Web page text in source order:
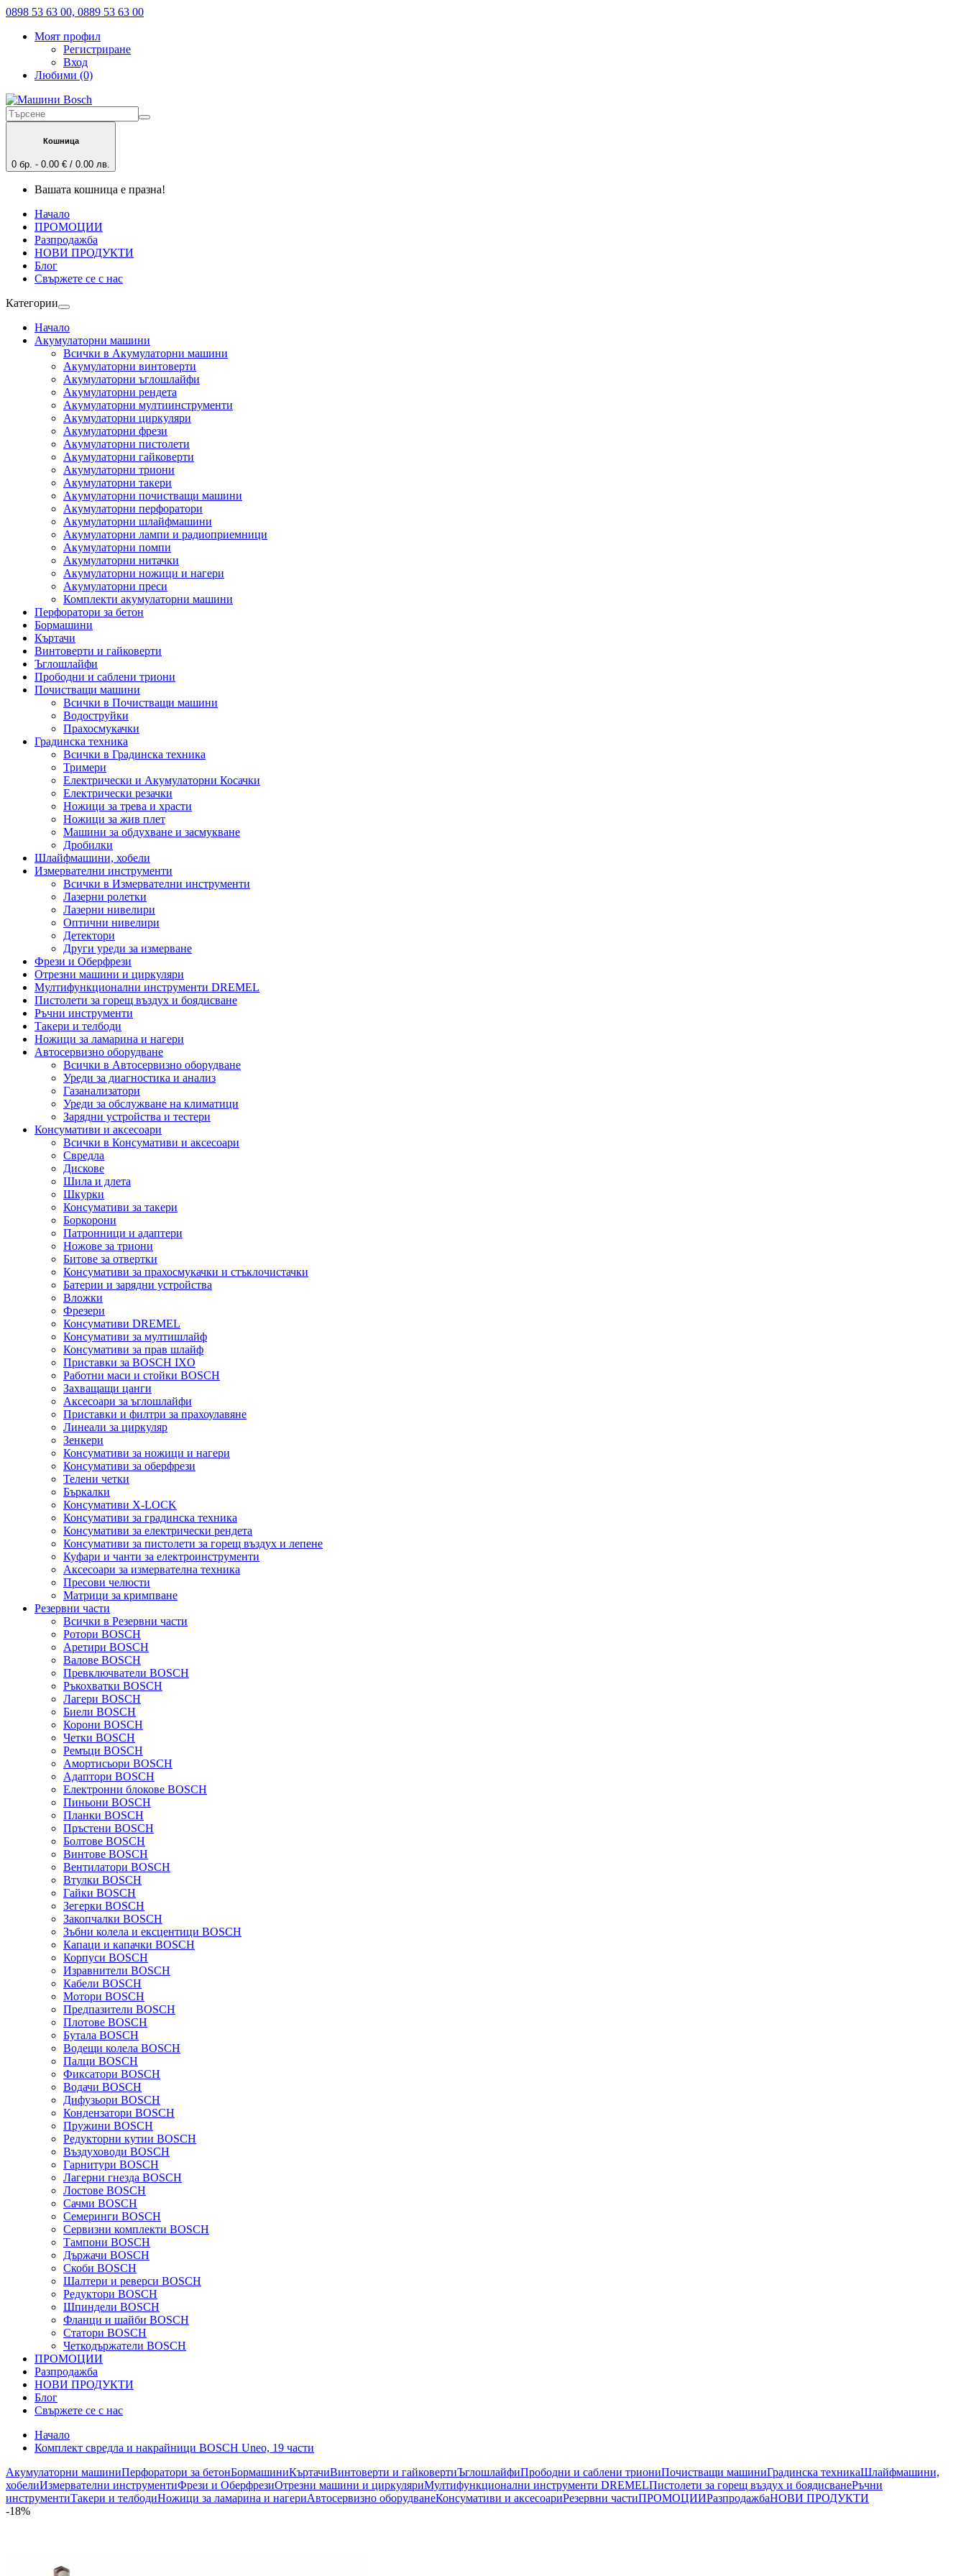
0898 53 63 00, 0889 53 63 00
Моят профил
Регистриране
Вход
Любими (0)
Кошница
0 бр. - 0.00 € / 0.00 лв.
Вашата кошница е празна!
Начало
ПРОМОЦИИ
Разпродажба
НОВИ ПРОДУКТИ
Блог
Свържете се с нас
Категории
Начало
Акумулаторни машини
Всички в Акумулаторни машини
Акумулаторни винтоверти
Акумулаторни ъглошлайфи
Акумулаторни рендета
Акумулаторни мултиинструменти
Акумулаторни циркуляри
Акумулаторни фрези
Акумулаторни пистолети
Акумулаторни гайковерти
Акумулаторни триони
Акумулаторни такери
Акумулаторни почистващи машини
Акумулаторни перфоратори
Акумулаторни шлайфмашини
Акумулаторни лампи и радиоприемници
Акумулаторни помпи
Акумулаторни нитачки
Акумулаторни ножици и нагери
Акумулаторни преси
Комплекти акумулаторни машини
Перфоратори за бетон
Бормашини
Къртачи
Винтоверти и гайковерти
Ъглошлайфи
Прободни и саблени триони
Почистващи машини
Всички в Почистващи машини
Водоструйки
Прахосмукачки
Градинска техника
Всички в Градинска техника
Тримери
Електрически и Акумулаторни Косачки
Електрически резачки
Ножици за трева и храсти
Ножици за жив плет
Машини за обдухване и засмукване
Дробилки
Шлайфмашини, хобели
Измервателни инструменти
Всички в Измервателни инструменти
Лазерни ролетки
Лазерни нивелири
Оптични нивелири
Детектори
Други уреди за измерване
Фрези и Оберфрези
Отрезни машини и циркуляри
Мултифункционални инструменти DREMEL
Пистолети за горещ въздух и боядисване
Ръчни инструменти
Такери и телбоди
Ножици за ламарина и нагери
Автосервизно оборудване
Всички в Автосервизно оборудване
Уреди за диагностика и анализ
Газанализатори
Уреди за обслужване на климатици
Зарядни устройства и тестери
Консумативи и аксесоари
Всички в Консумативи и аксесоари
Свредла
Дискове
Шила и длета
Шкурки
Консумативи за такери
Боркорони
Патронници и адаптери
Ножове за триони
Битове за отвертки
Консумативи за прахосмукачки и стъклочистачки
Батерии и зарядни устройства
Вложки
Фрезери
Консумативи DREMEL
Консумативи за мултишлайф
Консумативи за прав шлайф
Приставки за BOSCH IXO
Работни маси и стойки BOSCH
Захващащи цанги
Аксесоари за ъглошлайфи
Приставки и филтри за прахоулавяне
Линеали за циркуляр
Зенкери
Консумативи за ножици и нагери
Консумативи за оберфрези
Телени четки
Бъркалки
Консумативи X-LOCK
Консумативи за градинска техника
Консумативи за електрически рендета
Консумативи за пистолети за горещ въздух и лепене
Куфари и чанти за електроинструменти
Аксесоари за измервателна техника
Пресови челюсти
Матрици за кримпване
Резервни части
Всички в Резервни части
Ротори BOSCH
Аретири BOSCH
Валове BOSCH
Превключватели BOSCH
Ръкохватки BOSCH
Лагери BOSCH
Биели BOSCH
Корони BOSCH
Четки BOSCH
Ремъци BOSCH
Амортисьори BOSCH
Адаптори BOSCH
Електронни блокове BOSCH
Пиньони BOSCH
Планки BOSCH
Пръстени BOSCH
Болтове BOSCH
Винтове BOSCH
Вентилатори BOSCH
Втулки BOSCH
Гайки BOSCH
Зегерки BOSCH
Закопчалки BOSCH
Зъбни колела и ексцентици BOSCH
Капаци и капачки BOSCH
Корпуси BOSCH
Изравнители BOSCH
Кабели BOSCH
Мотори BOSCH
Предпазители BOSCH
Плотове BOSCH
Бутала BOSCH
Водещи колела BOSCH
Палци BOSCH
Фиксатори BOSCH
Водачи BOSCH
Дифузьори BOSCH
Кондензатори BOSCH
Пружини BOSCH
Редукторни кутии BOSCH
Въздуховоди BOSCH
Гарнитури BOSCH
Лагерни гнезда BOSCH
Лостове BOSCH
Сачми BOSCH
Семеринги BOSCH
Сервизни комплекти BOSCH
Тампони BOSCH
Държачи BOSCH
Скоби BOSCH
Шалтери и реверси BOSCH
Редуктори BOSCH
Шпиндели BOSCH
Фланци и шайби BOSCH
Статори BOSCH
Четкодържатели BOSCH
ПРОМОЦИИ
Разпродажба
НОВИ ПРОДУКТИ
Блог
Свържете се с нас
Начало
Комплект свредла и накрайници BOSCH Uneo, 19 части
Акумулаторни машиниПерфоратори за бетонБормашиниКъртачиВинтоверти и гайковертиЪглошлайфиПрободни и саблени триониПочистващи машиниГрадинска техникаШлайфмашини,
хобелиИзмервателни инструментиФрези и ОберфрезиОтрезни машини и циркуляриМултифункционални инструменти DREMELПистолети за горещ въздух и боядисванеРъчни
инструментиТакери и телбодиНожици за ламарина и нагериАвтосервизно оборудванеКонсумативи и аксесоариРезервни частиПРОМОЦИИРазпродажбаНОВИ ПРОДУКТИ
-18%